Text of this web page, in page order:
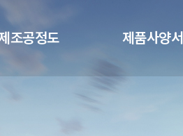
조공정도 제품사양서